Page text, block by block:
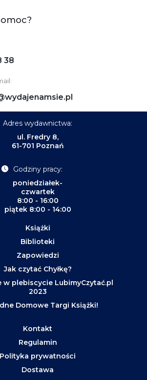
38
Adres wydawnictwa:
ul. Fredry 8,
61-701 Poznań
Godziny pracy:
poniedziałek-
czwartek
8:00 - 16:00
piątek 8:00 - 14:00
Książki
Biblioteki
Zapowiedzi
Jak czytać Chyłkę?
w plebiscycie LubimyCzytać.pl
2023
Domowe Targi Książki!
Kontakt
Regulamin
Polityka prywatności
Dostawa